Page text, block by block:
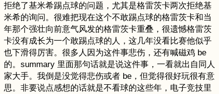
拒绝了基米希踢点球的问题，尤其是格雷茨卡两次拒绝基
米希的询问。很难把现在这个不敢踢点球的格雷茨卡和当
年那个强壮向前意气风发的格雷茨卡重叠，很遗憾格雷茨
卡没有成长为一个敢踢点球的人，这几年没看比赛他似乎
也下滑得厉害。很多人因为这件事悲伤，还有喊磁鸡 be
的。summary 里面那句话就是说这件事，一看就出自同人
家大手。我倒是没觉得悲伤或者 be，但觉得很好玩很有意
思。非要说点感想的话就是不看球的这些年，电子竞技里